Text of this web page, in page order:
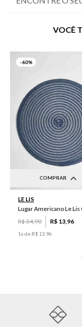
VOCÊ
-60%
COMPRAR
LE LIS
R$34,90 R$ 13 96
1x de R$ 13 96